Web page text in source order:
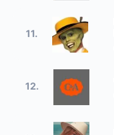
11.
12.